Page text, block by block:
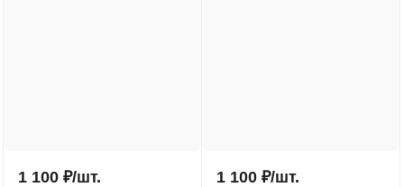
1 100 ₽/шт. 1 100 ₽/шт.